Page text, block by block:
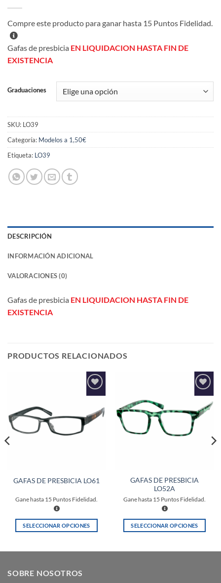
Compre este producto para ganar hasta 15 Puntos Fidelidad.
Gafas de presbicia EN LIQUIDACION HASTA FIN DE
EXISTENCIA
Graduaciones
SKU: LO39
Categoría: Modelos a 1,50€
Etiqueta: LO39
DESCRIPCIÓN
INFORMACIÓN ADICIONAL
VALORACIONES (0)
Gafas de presbicia EN LIQUIDACION HASTA FIN DE
EXISTENCIA
PRODUCTOS RELACIONADOS
Añadir
lista de
deseos
GAFAS DE PRESBICIA LO61
Gane hasta 15 Puntos Fidelidad.
SELECCIONAR OPCIONES
variantes.
Añadir
lista de
deseos
GAFAS DE PRESBICIA
LO52A
Gane hasta 15 Puntos Fidelidad.
SELECCIONAR OPCIONES
SOBRE NOSOTROS